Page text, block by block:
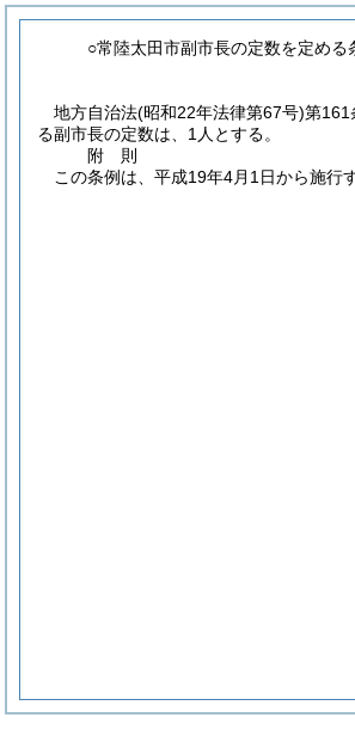
○常陸太田市副市長の定数を定める
地方自治法(昭和22年法律第67号)第161
る副市長の定数は、1人とする。
附 則
この条例は、平成19年4月1日から施行す